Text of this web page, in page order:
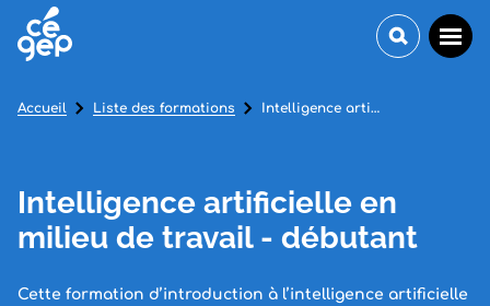
Intelligence artificielle en
milieu de travail - débutant
Cette formation d’introduction à l’intelligence artificielle
Accueil Liste des formations Intelligence artificielle en milieu de travail - débutant